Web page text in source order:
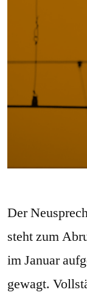
Der
steht zum
im Januar
gewagt.